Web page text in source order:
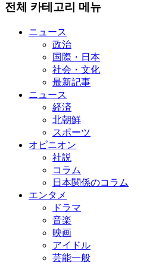
전체 카테고리 메뉴
ニュース
政治
国際・日本
社会・文化
最新記事
ニュース
経済
北朝鮮
スポーツ
オピニオン
社説
コラム
日本関係のコラム
エンタメ
ドラマ
音楽
映画
アイドル
芸能一般